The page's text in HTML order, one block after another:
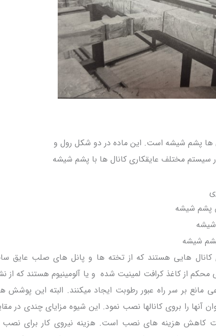
ها پشم شیشه است. این ماده در دو شکل رول و
مختلف عایقکاری کانال ها با پشم شیشه
هایی هستند که از تخته ها و پانل های صلب عایق
از کاغذ کرافت لمینیت شده و یا آلومینیوم هستند که از
مانع بر سر راه عبور رطوبت ایجاد میکنند. البته این پوشش
را بروی کانالها نصب نمود. این شیوه مزایای چندی در
کاهش هزینه های نصب است. هزینه نیروی کار برای نصب